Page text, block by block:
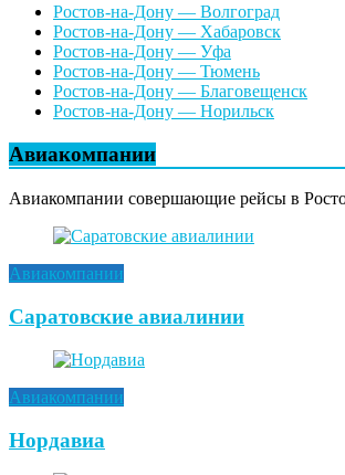
Ростов-на-Дону — Волгоград
Ростов-на-Дону — Хабаровск
Ростов-на-Дону — Уфа
Ростов-на-Дону — Тюмень
Ростов-на-Дону — Благовещенск
Ростов-на-Дону — Норильск
Авиакомпании
Авиакомпании совершающие рейсы в
Авиакомпании
Саратовские авиалинии
Авиакомпании
Нордавиа